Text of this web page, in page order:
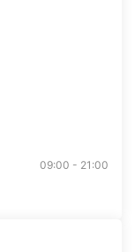
09:00 - 21:00